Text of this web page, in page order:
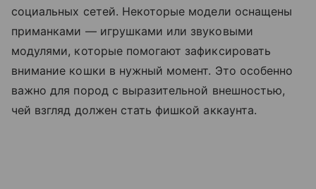
социальных сетей. Некоторые модели оснащены
приманками — игрушками или звуковыми
модулями, которые помогают зафиксировать
внимание кошки в нужный момент. Это особенно
важно для пород с выразительной внешностью,
чей взгляд должен стать фишкой аккаунта.